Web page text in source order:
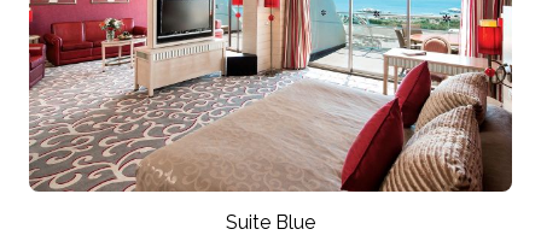
Suite Blue